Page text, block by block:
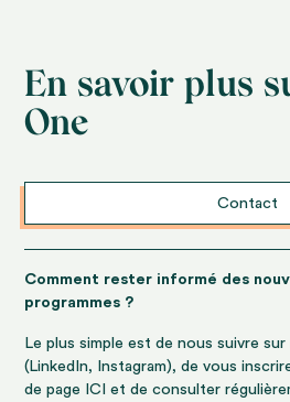
En savoir plus
One
Contact
Comment rester informé des
programmes ?
Le plus simple est de nous suivre
(LinkedIn, Instagram), de vous
de page ICI et de consulter